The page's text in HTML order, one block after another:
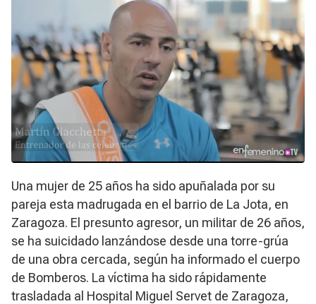
Una mujer de 25 años ha sido apuñalada por su
pareja esta madrugada en el barrio de La Jota, en
Zaragoza. El presunto agresor, un militar de 26 años,
se ha suicidado lanzándose desde una torre-grúa
de una obra cercada, según ha informado el cuerpo
de Bomberos. La víctima ha sido rápidamente
trasladada al Hospital Miguel Servet de Zaragoza,